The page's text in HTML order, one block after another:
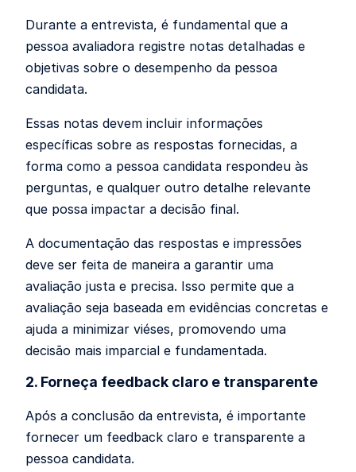
Durante a entrevista, é fundamental que a
pessoa avaliadora registre notas detalhadas e
objetivas sobre o desempenho da pessoa
candidata.
Essas notas devem incluir informações
específicas sobre as respostas fornecidas, a
forma como a pessoa candidata respondeu às
perguntas, e qualquer outro detalhe relevante
que possa impactar a decisão final.
A documentação das respostas e impressões
deve ser feita de maneira a garantir uma
avaliação justa e precisa. Isso permite que a
avaliação seja baseada em evidências concretas e
ajuda a minimizar viéses, promovendo uma
decisão mais imparcial e fundamentada.
2. Forneça feedback claro e transparente
Após a conclusão da entrevista, é importante
fornecer um feedback claro e transparente a
pessoa candidata.